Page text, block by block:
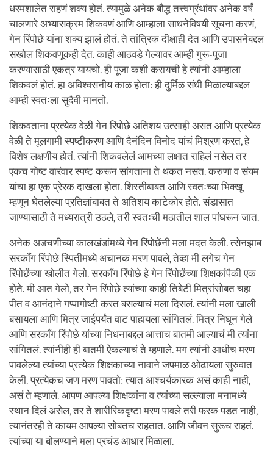
धरमशालेत राहणं शक्य होतं. त्यामुळे अनेक बौद्ध तत्त्वग्रंथांवर अनेक वर्षं
चालणारे अभ्यासक्रम शिकवणं आणि आम्हाला साधनेविषयी सूचना करणं,
गेन रिंपोछे यांना शक्य झालं होतं. ते तांत्रिक दीक्षाही देत आणि उपासनेबद्दल
सखोल शिकवणूकही देत. काही आठवडे गेल्यावर आम्ही गुरू-पूजा
करण्यासाठी एकत्र यायचो. ही पूजा कशी करायची हे त्यांनी आम्हाला
शिकवलं होतं. हा अविश्वसनीय काळ होता: ही दुर्मिळ संधी मिळाल्याबद्दल
आम्ही स्वतःला सुदैवी मानतो.
शिकवताना प्रत्येक वेळी गेन रिंपोछे अतिशय उत्साही असत आणि प्रत्येक
वेळी ते मूलगामी स्पष्टीकरण आणि दैनंदिन विनोद यांचं मिश्रण करत, हे
विशेष लक्षणीय होतं. त्यांनी शिकवलेलं आमच्या लक्षात राहिलं नसेल तर
एकच गोष्ट वारंवार स्पष्ट करून सांगताना ते थकत नसत. करुणा व संयम
यांचा हा एक प्रेरक दाखला होता. शिस्तीबाबत आणि स्वतःच्या भिक्खू
म्हणून घेतलेल्या प्रतिज्ञांबाबत ते अतिशय काटेकोर होते. संडासात
जाण्यासाठी ते मध्यरात्री उठले, तरी स्वतःची मठातील शाल पांघरून जात.
अनेक अडचणीच्या कालखंडांमध्ये गेन रिंपोछेंनी मला मदत केली. त्सेनझाब
सरकाँग रिंपोछे स्पितीमध्ये अचानक मरण पावले, तेव्हा मी लगेच गेन
रिंपोछेंच्या खोलीत गेलो. सरकाँग रिंपोछे हे गेन रिंपोछेंच्या शिक्षकांपैकी एक
होते. मी आत गेलो, तर गेन रिंपोछे त्यांच्या काही तिबेटी मित्रांसोबत चहा
पीत व आनंदाने गप्पागोष्टी करत बसल्याचं मला दिसलं. त्यांनी मला खाली
बसायला आणि मित्र जाईपर्यंत वाट पाहायला सांगितलं. मित्र निघून गेले
आणि सरकाँग रिंपोछे यांच्या निधनाबद्दल आत्ताच बातमी आल्याचं मी त्यांना
सांगितलं. त्यांनीही ही बातमी ऐकल्याचं ते म्हणाले. मग त्यांनी आधीच मरण
पावलेल्या त्यांच्या प्रत्येक शिक्षकाच्या नावाने जपमाळ ओढायला सुरुवात
केली. प्रत्येकच जण मरण पावतो: त्यात आश्चर्यकारक असं काही नाही,
असं ते म्हणाले. आपण आपल्या शिक्षकांना व त्यांच्या सल्ल्याला मनामध्ये
स्थान दिलं असेल, तर ते शारीरिकदृष्टा मरण पावले तरी फरक पडत नाही,
त्यानंतरही ते कायम आपल्या सोबतच राहतात. आणि जीवन सुरूच राहतं.
त्यांच्या या बोलण्याने मला प्रचंड आधार मिळाला.